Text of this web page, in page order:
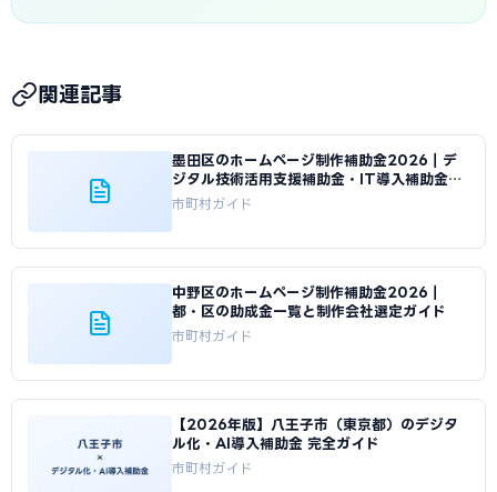
関連記事
墨田区のホームページ制作補助金2026｜デ
ジタル技術活用支援補助金・IT導入補助金の
使い方
市町村ガイド
中野区のホームページ制作補助金2026｜
都・区の助成金一覧と制作会社選定ガイド
市町村ガイド
【2026年版】八王子市（東京都）のデジタ
ル化・AI導入補助金 完全ガイド
市町村ガイド